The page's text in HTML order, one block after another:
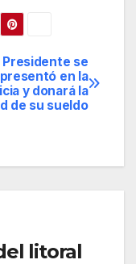
Presidente se
presentó en la
y donará la
de su sueldo
litoral